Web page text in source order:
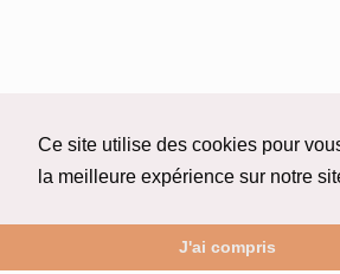
Ce site utilise des cookies pour
la meilleure expérience sur notre
J'ai compris